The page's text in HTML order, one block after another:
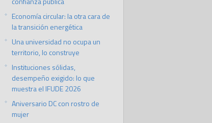
Economía circular: la otra cara de
la transición energética
Una universidad no ocupa un
territorio, lo construye
Instituciones sólidas,
desempeño exigido: lo que
muestra el IFUDE 2026
Aniversario DC con rostro de
mujer